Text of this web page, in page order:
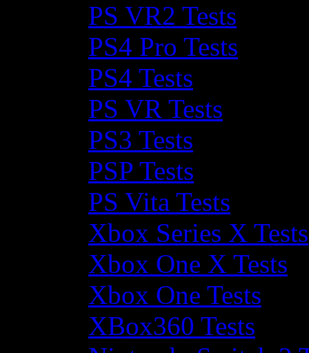
PS VR2 Tests
PS4 Pro Tests
PS4 Tests
PS VR Tests
PS3 Tests
PSP Tests
PS Vita Tests
Xbox Series X Tests
Xbox One X Tests
Xbox One Tests
XBox360 Tests